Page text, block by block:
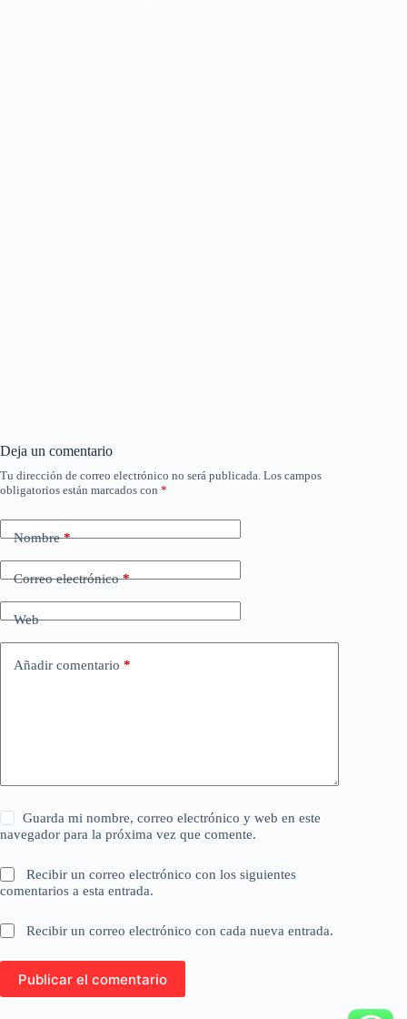
Deja un comentario
Tu dirección de correo electrónico no será publicada. Los campos
obligatorios están marcados con *
Nombre*
Correo electrónico*
Web
Añadir comentario *
Guarda mi nombre, correo electrónico y web en este
navegador para la próxima vez que comente.
Recibir un correo electrónico con los siguientes
comentarios a esta entrada.
Recibir un correo electrónico con cada nueva entrada.
Publicar el comentario